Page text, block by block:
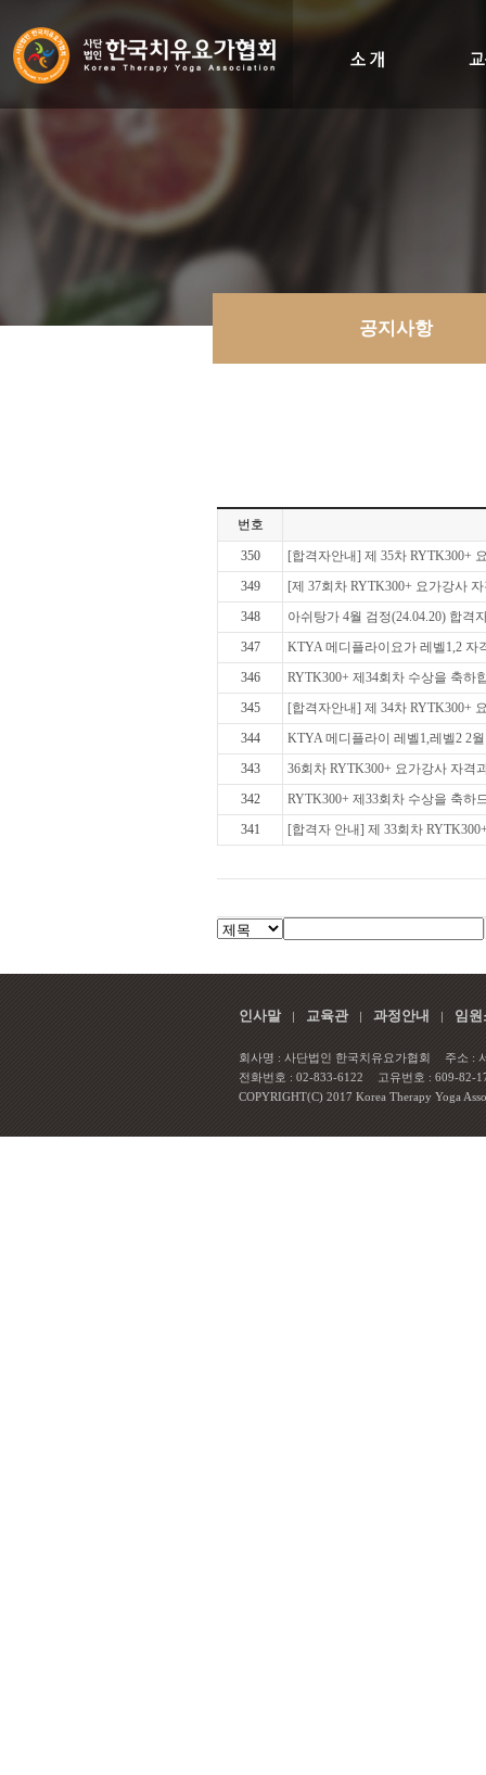
공지사항
번호
350
[합격자안내] 제 35차 RYTK300+
349
[제 37회차 RYTK300+ 요가강사
348
아쉬탕가 4월 검정(24.04.20) 합격
347
KTYA 메디플라이요가 레벨1,2 자
346
RYTK300+ 제34회차 수상을 축하
345
[합격자안내] 제 34차 RYTK300+
344
KTYA 메디플라이 레벨1,레벨2 2
343
36회차 RYTK300+ 요가강사 자격
342
RYTK300+ 제33회차 수상을 축하
341
[합격자 안내] 제 33회차
인사말 교육관 과정안내 임
회사명 : 사단법인 한국치유요가협회
주소 :
전화번호 : 02-833-6122
고유번호 : 609-82-
COPYRIGHT(C) 2017 Korea Therapy Yoga